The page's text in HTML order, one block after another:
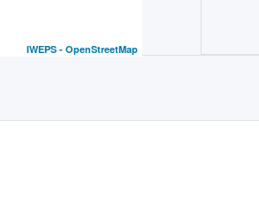
IWEPS - OpenStreetMap